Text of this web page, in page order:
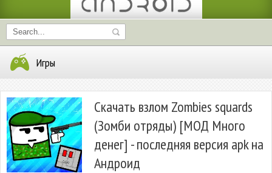
Игры
Скачать взлом Zombies squards
(Зомби отряды) [МОД Много
денег] - последняя версия apk на
Андроид